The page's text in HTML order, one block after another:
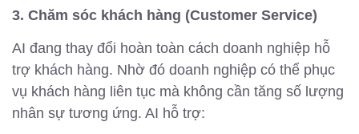
3. Chăm sóc khách hàng (Customer Service)
AI đang thay đổi hoàn toàn cách doanh nghiệp hỗ
trợ khách hàng. Nhờ đó doanh nghiệp có thể phục
vụ khách hàng liên tục mà không cần tăng số lượng
nhân sự tương ứng. AI hỗ trợ: